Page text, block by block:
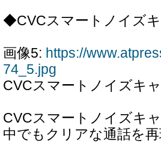
◆CVCスマートノイズ
画像5: https://
74_5.jpg
CVCスマートノイズキ
CVCスマートノイズキ
中でもクリアな通話を再